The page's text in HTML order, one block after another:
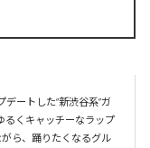
ートした“新渋谷系”ガ
るくキャッチーなラップ
がら、踊りたくなるグル